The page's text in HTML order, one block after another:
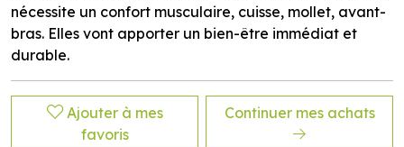
nécessite un confort musculaire, cuisse, mollet, avant-
bras. Elles vont apporter un bien-être immédiat et
durable.
Ajouter à mes
favoris
Continuer mes achats